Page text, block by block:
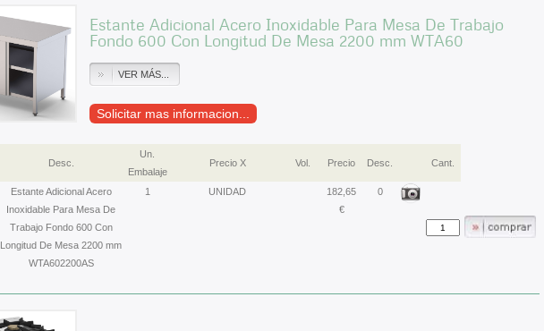
Estante Adicional Acero Inoxidable Para Mesa De Trabajo
Fondo 600 Con Longitud De Mesa 2200 mm WTA60
VER MÁS...
Solicitar mas informacion...
Desc.
Un.
Embalaje
Precio X Vol. Precio Desc. Cant.
Estante Adicional Acero
Inoxidable Para Mesa De
Trabajo Fondo 600 Con
Longitud De Mesa 2200 mm
WTA602200AS
1 UNIDAD
182,65
€
0